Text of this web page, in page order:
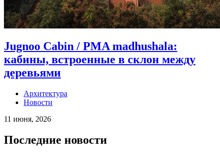
Jugnoo Cabin / PMA madhushala:
кабины, встроенные в склон между
деревьями
Архитектура
Новости
11 июня, 2026
Последние новости